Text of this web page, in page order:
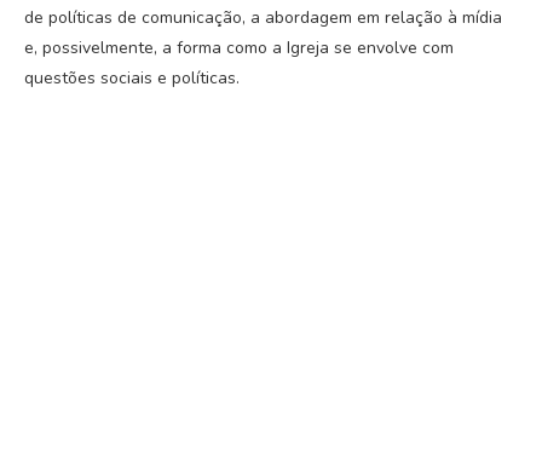
de políticas de comunicação, a abordagem em relação à mídia
e, possivelmente, a forma como a Igreja se envolve com
questões sociais e políticas.